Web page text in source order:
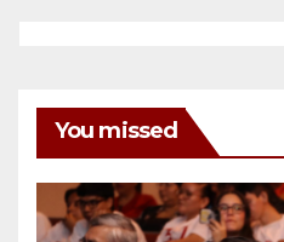
You missed